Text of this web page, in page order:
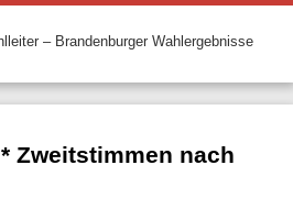
– Brandenburger Wahlergebnisse
Zweitstimmen nach